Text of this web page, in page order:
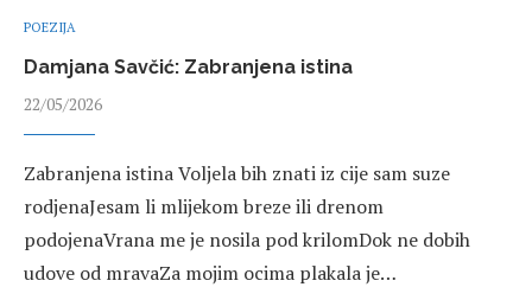
POEZIJA
Damjana Savčić: Zabranjena istina
22/05/2026
Zabranjena istina Voljela bih znati iz cije sam suze
rodjenaJesam li mlijekom breze ili drenom
podojenaVrana me je nosila pod krilomDok ne dobih
udove od mravaZa mojim ocima plakala je…